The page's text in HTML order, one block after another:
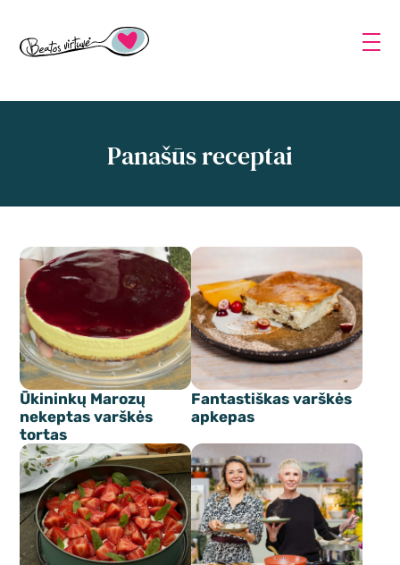
Panašūs receptai
Ūkininkų Marozų
nekeptas varškės
tortas
Fantastiškas varškės
apkepas